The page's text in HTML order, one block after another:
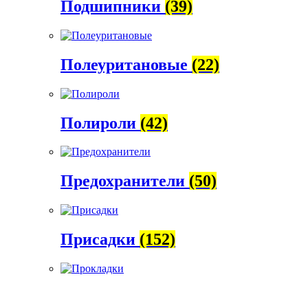
Подшипники (39)
Полеуритановые (22)
Полироли (42)
Предохранители (50)
Присадки (152)